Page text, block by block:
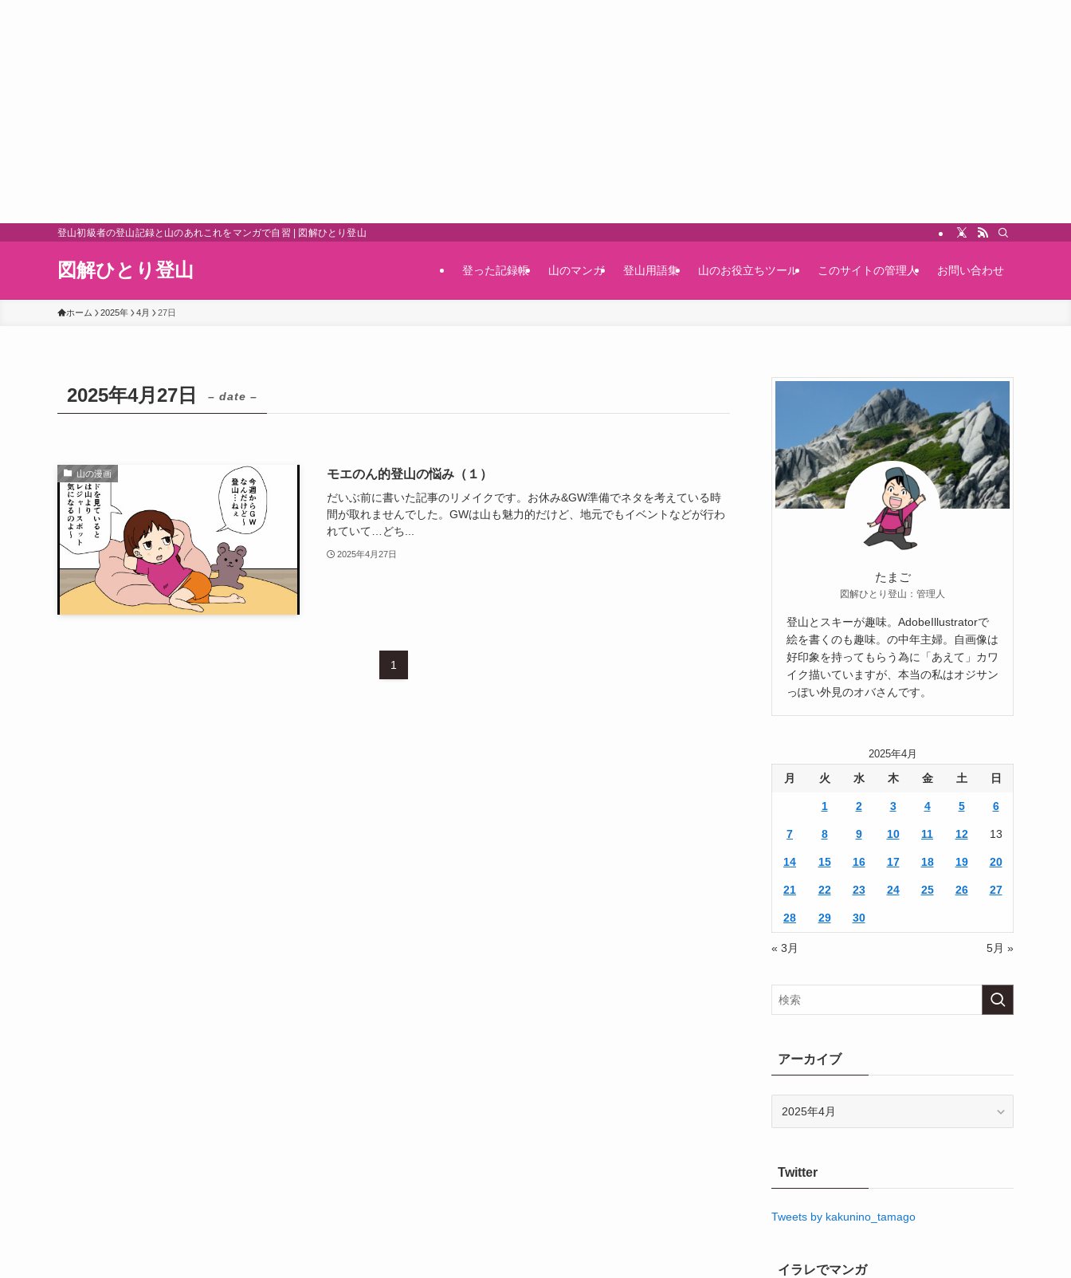
登山初級者の登山記録と山のあれこれをマンガで自習 | 図解ひとり登山
図解ひとり登山 登った記録帳 山のマンガ 登山用語集 山のお役立ちツール このサイトの管理人 お問い合わせ
ホーム 2025年 4月 27日
2025年4月27日 – date –
山の漫画 モエのん的登山の悩み（１）
だいぶ前に書いた記事のリメイクです。お休み&GW準備でネタを考えている時
間が取れませんでした。GWは山も魅力的だけど、地元でもイベントなどが行わ
れていて…どち...
2025年4月27日
1
たまご
図解ひとり登山：管理人
登山とスキーが趣味。AdobeIllustratorで
絵を書くのも趣味。の中年主婦。自画像は
好印象を持ってもらう為に「あえて」カワ
イク描いていますが、本当の私はオジサン
っぽい外見のオバさんです。
2025年4月
月 火 水 木 金 土 日
1 2 3 4 5 6
7 8 9 10 11 12 13
14 15 16 17 18 19 20
21 22 23 24 25 26 27
28 29 30
« 3月 5月 »
アーカイブ
ブTwitter
Tweets by kakunino_tamago
イラレでマンガ